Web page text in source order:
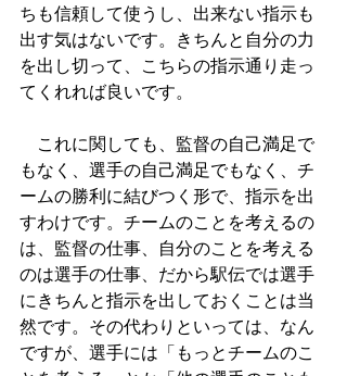
ちも信頼して使うし、出来ない指示も
出す気はないです。きちんと自分の力
を出し切って、こちらの指示通り走っ
てくれれば良いです。
これに関しても、監督の自己満足で
もなく、選手の自己満足でもなく、チ
ームの勝利に結びつく形で、指示を出
すわけです。チームのことを考えるの
は、監督の仕事、自分のことを考える
のは選手の仕事、だから駅伝では選手
にきちんと指示を出しておくことは当
然です。その代わりといっては、なん
ですが、選手には「もっとチームのこ